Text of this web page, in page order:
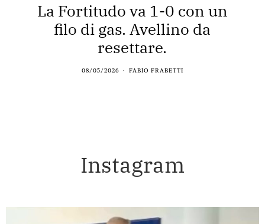
La Fortitudo va 1-0 con un
filo di gas. Avellino da
resettare.
08/05/2026 FABIO FRABETTI
Instagram